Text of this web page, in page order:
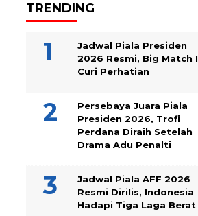
TRENDING
Jadwal Piala Presiden
2026 Resmi, Big Match
Curi Perhatian
Persebaya Juara Piala
Presiden 2026, Trofi
Perdana Diraih Setelah
Drama Adu Penalti
Jadwal Piala AFF 2026
Resmi Dirilis, Indonesia
Hadapi Tiga Laga Berat